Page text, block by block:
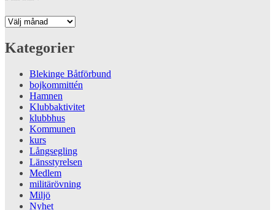
Arkiv
Kategorier
Blekinge Båtförbund
bojkommittén
Hamnen
Klubbaktivitet
klubbhus
Kommunen
kurs
Långsegling
Länsstyrelsen
Medlem
militärövning
Miljö
Nyhet